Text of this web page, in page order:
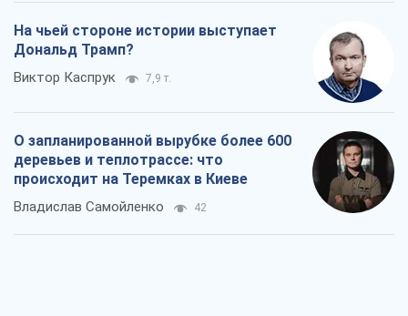
На чьей стороне истории выступает
Дональд Трамп?
Виктор Каспрук 7,9 т.
О запланированной вырубке более 600
деревьев и теплотрассе: что
происходит на Теремках в Киеве
Владислав Самойленко 42